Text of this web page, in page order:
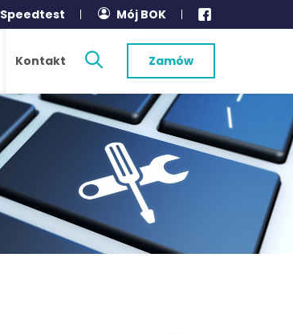
Speedtest Mój BOK
Kontakt Zamów